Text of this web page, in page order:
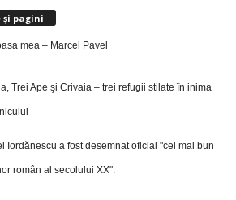
și pagini
mea – Marcel Pavel
Trei Ape şi Crivaia – trei refugii stilate în inima
Iordănescu a fost desemnat oficial "cel mai bun
român al secolului XX".